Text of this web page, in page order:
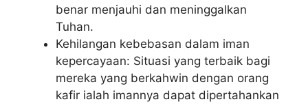
benar menjauhi dan meninggalkan
Tuhan.
Kehilangan kebebasan dalam iman
kepercayaan: Situasi yang terbaik bagi
mereka yang berkahwin dengan orang
kafir ialah imannya dapat dipertahankan